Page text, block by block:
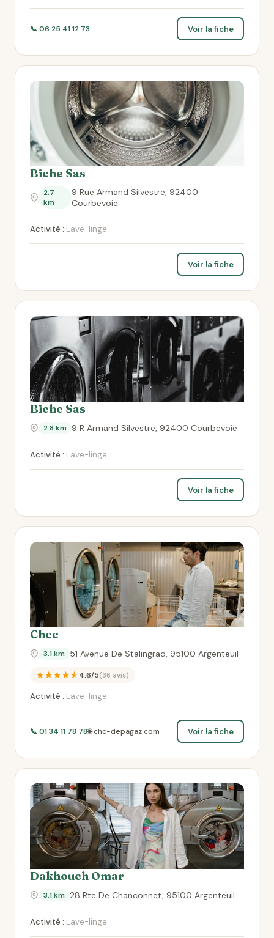
📞 06 25 41 12 73 Voir la fiche
Biche Sas
2.7
km
9 Rue Armand Silvestre, 92400
Courbevoie
Activité : Lave-linge
Voir la fiche
Biche Sas
2.8 km 9 R Armand Silvestre, 92400 Courbevoie
Activité : Lave-linge
Voir la fiche
Chcc
3.1 km 51 Avenue De Stalingrad, 95100 Argenteuil
★★★★★4.6/5(36 avis)
Activité : Lave-linge
📞 01 34 11 78 78🌐 chc-depagaz.com Voir la fiche
Dakhouch Omar
3.1 km 28 Rte De Chanconnet, 95100 Argenteuil
Activité : Lave-linge